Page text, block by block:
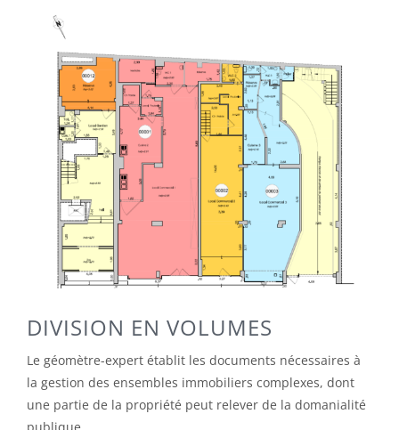
DIVISION EN VOLUMES
Le géomètre-expert établit les documents nécessaires à
la gestion des ensembles immobiliers complexes, dont
une partie de la propriété peut relever de la domanialité